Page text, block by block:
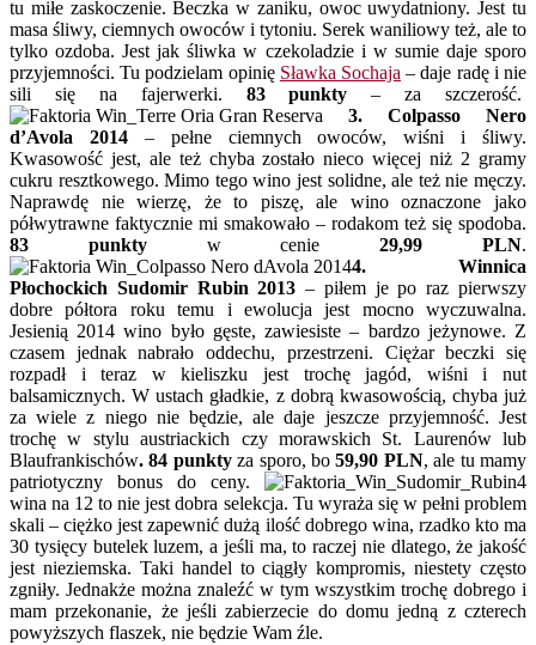
tu miłe zaskoczenie. Beczka w zaniku, owoc uwydatniony. Jest tu
masa śliwy, ciemnych owoców i tytoniu. Serek waniliowy też, ale to
tylko ozdoba. Jest jak śliwka w czekoladzie i w sumie daje sporo
przyjemności. Tu podzielam opinię Sławka Sochaja – daje radę i nie
sili się na fajerwerki. 83 punkty – za szczerość.
3. Colpasso Nero
d’Avola 2014 – pełne ciemnych owoców, wiśni i śliwy.
Kwasowość jest, ale też chyba zostało nieco więcej niż 2 gramy
cukru resztkowego. Mimo tego wino jest solidne, ale też nie męczy.
Naprawdę nie wierzę, że to piszę, ale wino oznaczone jako
półwytrawne faktycznie mi smakowało – rodakom też się spodoba.
83 punkty w cenie29,99 PLN.
4. Winnica
Płochockich Sudomir Rubin 2013– piłem je po raz pierwszy
dobre półtora roku temu i ewolucja jest mocno wyczuwalna.
Jesienią 2014 wino było gęste, zawiesiste – bardzo jeżynowe. Z
czasem jednak nabrało oddechu, przestrzeni. Ciężar beczki się
rozpadł i teraz w kieliszku jest trochę jagód, wiśni i nut
balsamicznych. W ustach gładkie, z dobrą kwasowością, chyba już
za wiele z niego nie będzie, ale daje jeszcze przyjemność. Jest
trochę w stylu austriackich czy morawskich St. Laurenów lub
Blaufrankischów.84 punktyza sporo, bo59,90 PLN, ale tu mamy
patriotyczny bonus do ceny.
4
wina na 12 to nie jest dobra selekcja. Tu wyraża się w pełni problem
skali – ciężko jest zapewnić dużą ilość dobrego wina, rzadko kto ma
30 tysięcy butelek luzem, a jeśli ma, to raczej nie dlatego, że jakość
jest nieziemska. Taki handel to ciągły kompromis, niestety często
zgniły. Jednakże można znaleźć w tym wszystkim trochę dobrego i
mam przekonanie, że jeśli zabierzecie do domu jedną z czterech
powyższych flaszek, nie będzie Wam źle.